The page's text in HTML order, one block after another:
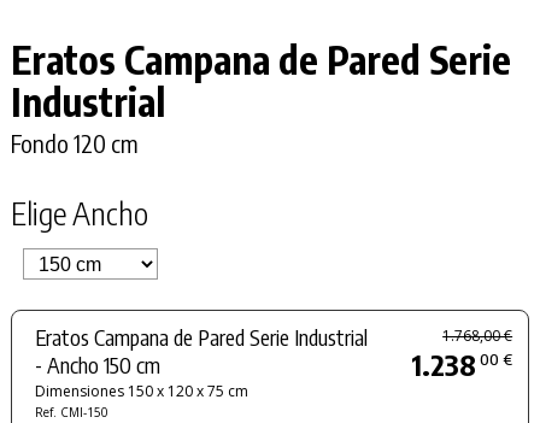
Eratos Campana de Pared Serie
Industrial
Fondo 120 cm
Elige Ancho
Eratos Campana de Pared Serie Industrial
- Ancho 150 cm
Dimensiones 150 x 120 x 75 cm
Ref. CMI-150
1.768,00 €
1.238 00 €